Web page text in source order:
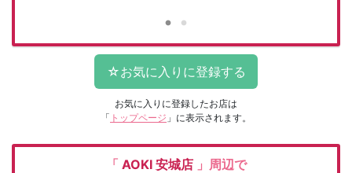
お気に入りに登録したお店は
「 トップページ 」に表示されます。
「 AOKI 安城店 」周辺で